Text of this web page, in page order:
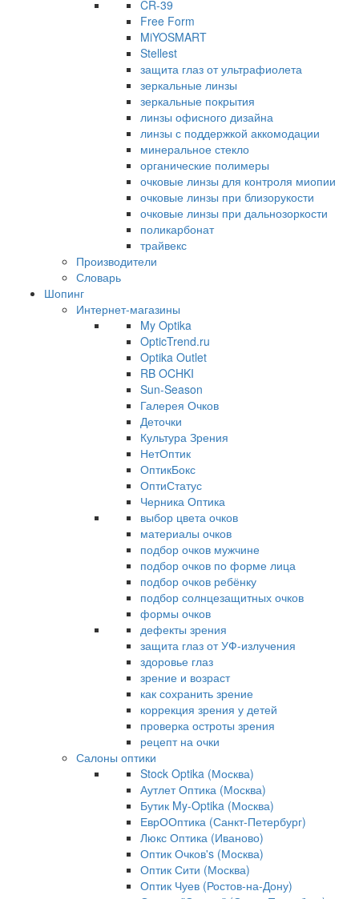
CR-39
Free Form
MiYOSMART
Stellest
защита глаз от ультрафиолета
зеркальные линзы
зеркальные покрытия
линзы офисного дизайна
линзы с поддержкой аккомодации
минеральное стекло
органические полимеры
очковые линзы для контроля миопии
очковые линзы при близорукости
очковые линзы при дальнозоркости
поликарбонат
трайвекс
Производители
Словарь
Шопинг
Интернет-магазины
My Optika
OpticTrend.ru
Optika Outlet
RB OCHKI
Sun-Season
Галерея Очков
Деточки
Культура Зрения
НетОптик
ОптикБокс
ОптиСтатус
Черника Оптика
выбор цвета очков
материалы очков
подбор очков мужчине
подбор очков по форме лица
подбор очков ребёнку
подбор солнцезащитных очков
формы очков
дефекты зрения
защита глаз от УФ-излучения
здоровье глаз
зрение и возраст
как сохранить зрение
коррекция зрения у детей
проверка остроты зрения
рецепт на очки
Салоны оптики
Stock Optika (Москва)
Аутлет Оптика (Москва)
Бутик My-Optika (Москва)
ЕврООптика (Санкт-Петербург)
Люкс Оптика (Иваново)
Оптик Очков's (Москва)
Оптик Сити (Москва)
Оптик Чуев (Ростов-на-Дону)